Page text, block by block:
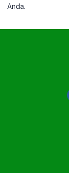
Anda.